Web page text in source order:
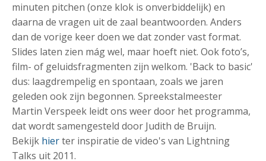
minuten pitchen (onze klok is onverbiddelijk) en
daarna de vragen uit de zaal beantwoorden. Anders
dan de vorige keer doen we dat zonder vast format.
Slides laten zien mág wel, maar hoeft niet. Ook foto’s,
film- of geluidsfragmenten zijn welkom. 'Back to basic'
dus: laagdrempelig en spontaan, zoals we jaren
geleden ook zijn begonnen. Spreekstalmeester
Martin Verspeek leidt ons weer door het programma,
dat wordt samengesteld door Judith de Bruijn.
Bekijk hierter inspiratie de video's van Lightning
Talks uit 2011.